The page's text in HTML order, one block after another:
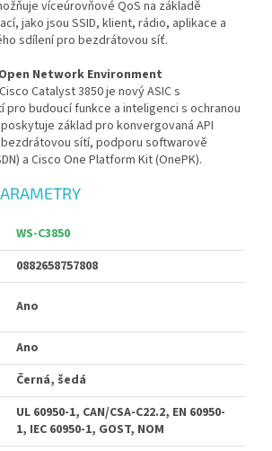
víceúrovňové QoS na základě
jako jsou SSID, klient, rádio, aplikace a
sdílení pro bezdrátovou síť.
Network Environment
Catalyst 3850 je nový ASIC s
budoucí funkce a inteligenci s ochranou
základ pro konvergovaná API
sítí, podporu softwarově
a Cisco One Platform Kit (OnePK).
WS-C3850
0882658757808
Ano
Ano
Černá, šedá
UL 60950-1, CAN/CSA-C22.2, EN 60950-
1, IEC 60950-1, GOST, NOM